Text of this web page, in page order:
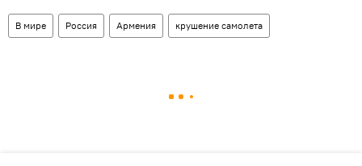
В мире Россия Армения крушение самолета